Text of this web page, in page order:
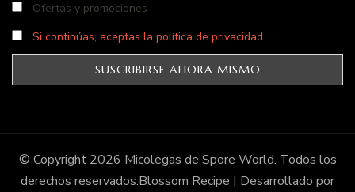
Ofertas y promociones
Si continúas, aceptas la política de privacidad
© Copyright 2026 Micolegas de Spore World. Todos los
derechos reservados.Blossom Recipe | Desarrollado por